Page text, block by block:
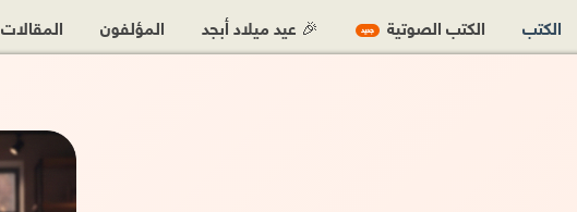
الكتب الكتب الصوتية جديد 🎉 عيد ميلاد أبجد المؤلفون المقالات